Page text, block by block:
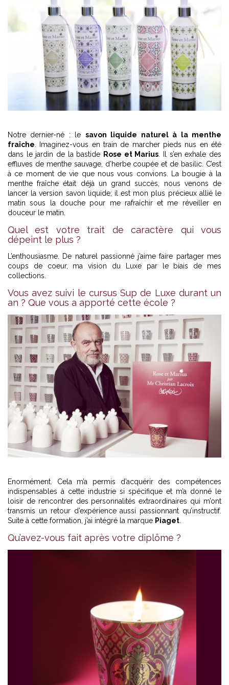
Notre dernier-né : le savon liquide naturel à la menthe
fraîche . Imaginez-vous en train de marcher pieds nus en été
dans le jardin de la bastide Rose et Marius . Il s’en exhale des
effluves de menthe sauvage, d’herbe coupée et de basilic. C’est
à ce moment de vie que nous vous convions. La bougie à la
menthe fraîche était déjà un grand succès, nous venons de
lancer la version savon liquide; il est mon plus précieux allié le
matin sous la douche pour me rafraîchir et me réveiller en
douceur le matin.
Quel est votre trait de caractère qui vous
dépeint le plus ?
L’enthousiasme. De naturel passionné j’aime faire partager mes
coups de coeur, ma vision du Luxe par le biais de mes
collections.
Vous avez suivi le cursus Sup de Luxe durant un
an ? Que vous a apporté cette école ?
Enormément. Cela m’a permis d’acquérir des compétences
indispensables à cette industrie si spécifique et m’a donné le
loisir de rencontrer des personnalités extraordinaires qui m’ont
transmis un retour d’expérience aussi passionnant qu’instructif.
Suite à cette formation, j’ai intégré la marque Piaget.
Qu’avez-vous fait après votre diplôme ?